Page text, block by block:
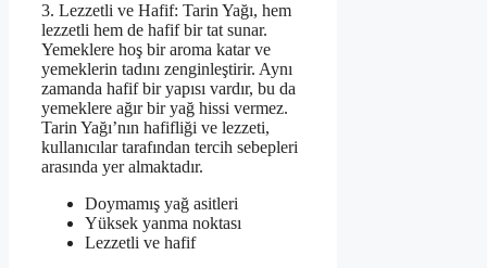
3. Lezzetli ve Hafif: Tarin Yağı, hem
lezzetli hem de hafif bir tat sunar.
Yemeklere hoş bir aroma katar ve
yemeklerin tadını zenginleştirir. Aynı
zamanda hafif bir yapısı vardır, bu da
yemeklere ağır bir yağ hissi vermez.
Tarin Yağı’nın hafifliği ve lezzeti,
kullanıcılar tarafından tercih sebepleri
arasında yer almaktadır.
Doymamış yağ asitleri
Yüksek yanma noktası
Lezzetli ve hafif